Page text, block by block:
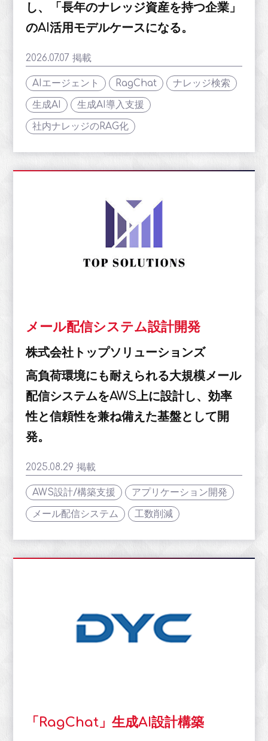
し、「長年のナレッジ資産を持つ企業」
のAI活用モデルケースになる。
2026.07.07 掲載
AIエージェント RagChat
ナレッジ検索
生成AI
生成AI導入支援
社内ナレッジのRAG化
メール配信システム設計開発
株式会社トップソリューションズ
高負荷環境にも耐えられる大規模メール
配信システムをAWS上に設計し、効率
性と信頼性を兼ね備えた基盤として開
発。
2025.08.29 掲載
AWS設計/構築支援
アプリケーション開発
メール配信システム
工数削減
「RagChat」生成AI設計構築